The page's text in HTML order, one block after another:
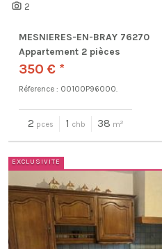
2
MESNIERES-EN-BRAY 76270
Appartement 2 pièces
350 € *
Réference : 00100P96000.
2 pces 1 chb 38 m2